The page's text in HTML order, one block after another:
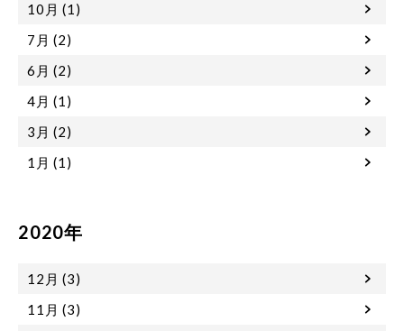
10月 (1)
7月 (2)
6月 (2)
4月 (1)
3月 (2)
1月 (1)
2020年
12月 (3)
11月 (3)